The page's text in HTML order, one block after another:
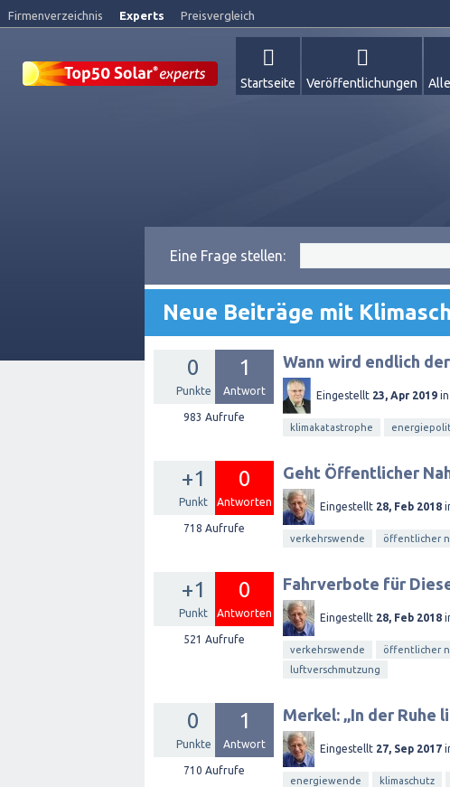
Firmenverzeichnis Experts Preisvergleich
Startseite Veröffentlichungen
Eine Frage stellen:
Neue Beiträge mit
0
Punkte
1
Antwort
983 Aufrufe
Wann wird endlich
Eingestellt 23, Apr 2019 in
klimakatastrophe
+1
Punkt
0
Antworten
718 Aufrufe
Geht Öffentlicher
Eingestellt 28, Feb 2018
verkehrswende öffentlicher
+1
Punkt
0
Antworten
521 Aufrufe
Fahrverbote für
Eingestellt 28, Feb 2018
verkehrswende öffentlicher
luftverschmutzung
0
Punkte
1
Antwort
710 Aufrufe
Merkel: „In der Ruhe
Eingestellt 27, Sep 2017
energiewende klimaschutz